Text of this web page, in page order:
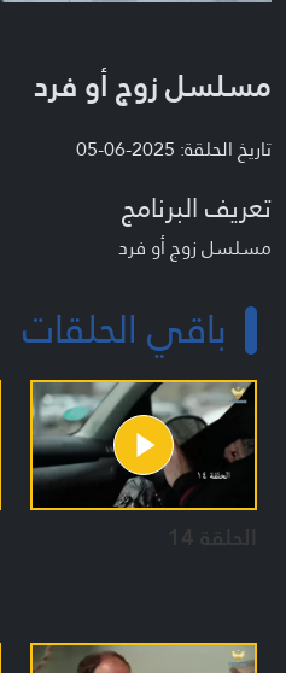
مسلسل زوج أو فرد
تاريخ الحلقة: 2025-06-05
تعريف البرنامج
مسلسل زوج أو فرد
باقي الحلقات
الحلقة 14